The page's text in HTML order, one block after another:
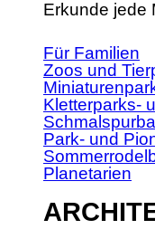
Erkunde jede
Für Familien
Zoos und
Kletterparks-
Park- und
Planetarien